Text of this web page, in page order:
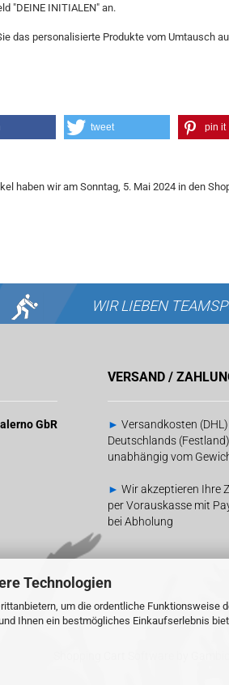
Technologien
um die ordentliche Funktionsweise
Ihnen ein bestmögliches Einkaufserlebnis
"DEINE INITIALEN" an.
das personalisierte Produkte vom Umtausch
tweet pin it
haben wir am Sonntag, 5. Mai 2024 in den
WIR LIEBEN
GbR
VERSAND /
► Versandkosten
Deutschlands
unabhängig vom
► Wir akzeptieren Ihre
per Vorauskasse mit
bei Abholung